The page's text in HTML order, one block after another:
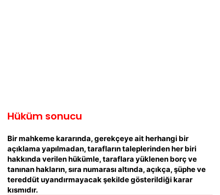
Hüküm sonucu
Bir mahkeme kararında, gerekçeye ait herhangi bir
açıklama yapılmadan, tarafların taleplerinden her biri
hakkında verilen hükümle, taraflara yüklenen borç ve
tanınan hakların, sıra numarası altında, açıkça, şüphe ve
tereddüt uyandırmayacak şekilde gösterildiği karar
kısmıdır.